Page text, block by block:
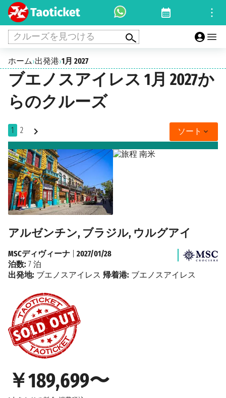
クルーズを見つける
ホーム›出発港›1月 2027
ブエノスアイレス 1月 2027か
らのクルーズ
1 2 ソート
アルゼンチン, ブラジル, ウルグアイ
￥189,699〜
MSCディヴィーナ
2027/01/28
泊数: 7 泊
出発地: ブエノスアイレス 帰着港: ブエノスアイレス